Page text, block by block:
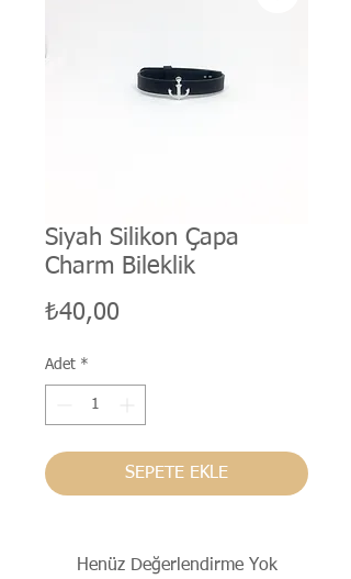
Siyah Silikon Çapa
Charm Bileklik
₺40,00
Adet *
SEPETE EKLE
Henüz Değerlendirme Yok